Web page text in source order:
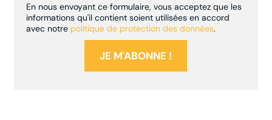
En nous envoyant ce formulaire, vous acceptez que les
informations qu'il contient soient utilisées en accord
avec notre politique de protection des données.